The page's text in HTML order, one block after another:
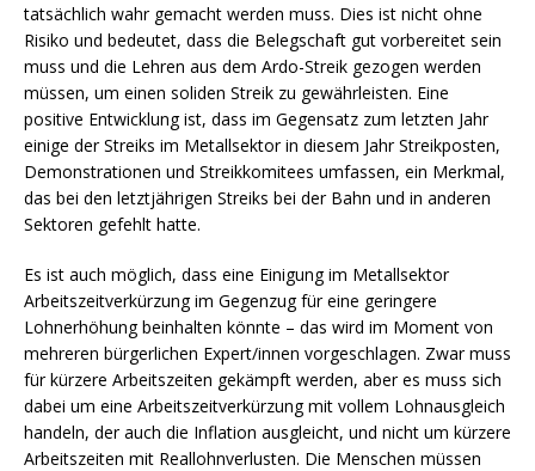
tatsächlich wahr gemacht werden muss. Dies ist nicht ohne
Risiko und bedeutet, dass die Belegschaft gut vorbereitet sein
muss und die Lehren aus dem Ardo-Streik gezogen werden
müssen, um einen soliden Streik zu gewährleisten. Eine
positive Entwicklung ist, dass im Gegensatz zum letzten Jahr
einige der Streiks im Metallsektor in diesem Jahr Streikposten,
Demonstrationen und Streikkomitees umfassen, ein Merkmal,
das bei den letztjährigen Streiks bei der Bahn und in anderen
Sektoren gefehlt hatte.
Es ist auch möglich, dass eine Einigung im Metallsektor
Arbeitszeitverkürzung im Gegenzug für eine geringere
Lohnerhöhung beinhalten könnte – das wird im Moment von
mehreren bürgerlichen Expert/innen vorgeschlagen. Zwar muss
für kürzere Arbeitszeiten gekämpft werden, aber es muss sich
dabei um eine Arbeitszeitverkürzung mit vollem Lohnausgleich
handeln, der auch die Inflation ausgleicht, und nicht um kürzere
Arbeitszeiten mit Reallohnverlusten. Die Menschen müssen